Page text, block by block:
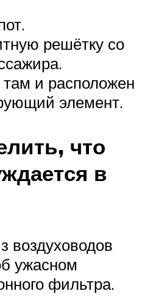
решётку со
и расположен
элемент.
что
в
воздуховодов
ужасном
фильтра.